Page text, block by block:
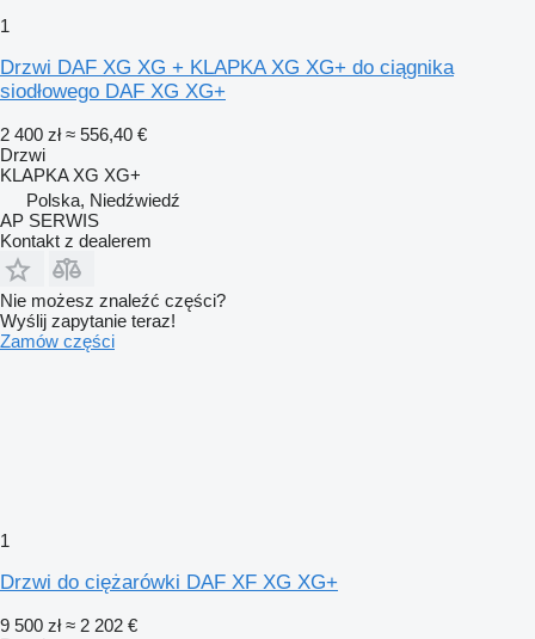
1
Drzwi DAF XG XG + KLAPKA XG XG+ do ciągnika
siodłowego DAF XG XG+
2 400 zł ≈ 556,40 €
Drzwi
KLAPKA XG XG+
Polska, Niedźwiedź
AP SERWIS
Kontakt z dealerem
Nie możesz znaleźć części?
Wyślij zapytanie teraz!
Zamów części
1
Drzwi do ciężarówki DAF XF XG XG+
9 500 zł ≈ 2 202 €